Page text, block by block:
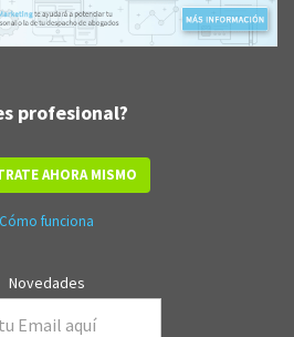
profesional?
AHORA MISMO
Cómo funciona
Novedades